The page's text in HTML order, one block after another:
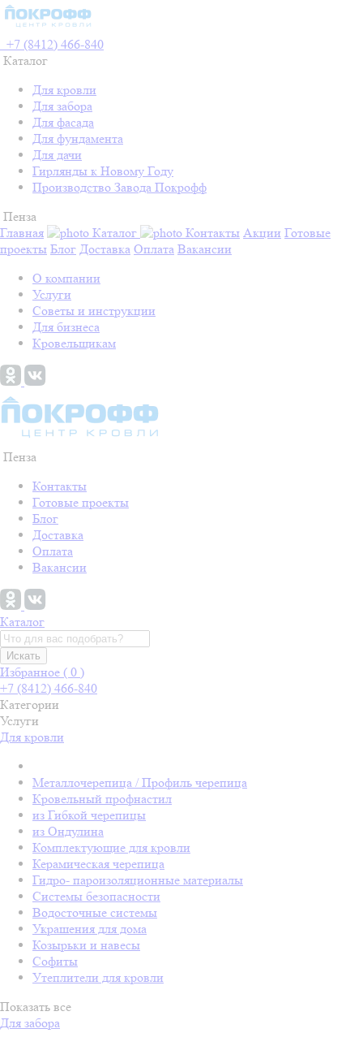
+7 (8412) 466-840
Каталог
Для кровли
Для забора
Для фасада
Для фундамента
Для дачи
Гирлянды к Новому Году
Производство Завода Покрофф
Пенза
Главная
Каталог Контакты Акции Готовые
проекты Блог Доставка Оплата Вакансии
О компании
Услуги
Советы и инструкции
Для бизнеса
Кровельщикам
Пенза
Контакты
Готовые проекты
Блог
Доставка
Оплата
Вакансии
Каталог
Искать
Избранное ( 0 )
+7 (8412) 466-840
Категории
Услуги
Для кровли
Металлочерепица / Профиль черепица
Кровельный профнастил
из Гибкой черепицы
из Ондулина
Комплектующие для кровли
Керамическая черепица
Гидро- пароизоляционные материалы
Системы безопасности
Водосточные системы
Украшения для дома
Козырьки и навесы
Софиты
Утеплители для кровли
Показать все
Для забора